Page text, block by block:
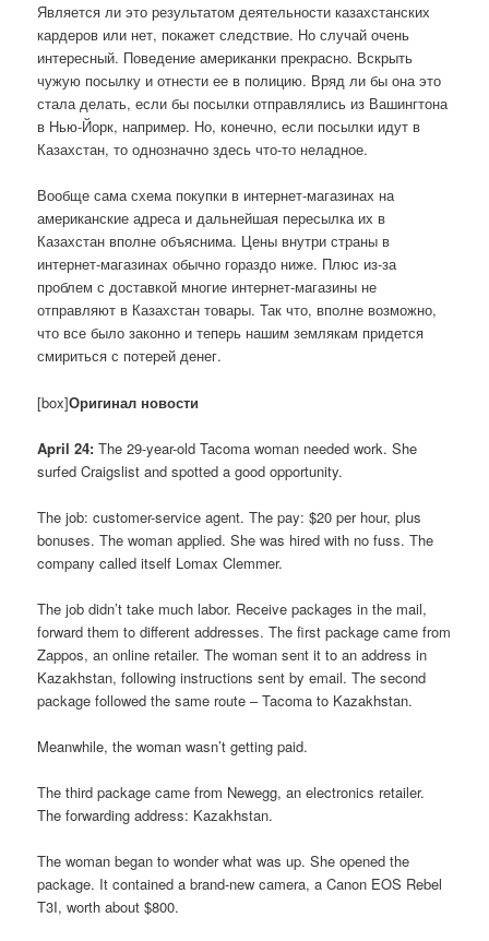
Является ли это результатом деятельности казахстанских
кардеров или нет, покажет следствие. Но случай очень
интересный. Поведение американки прекрасно. Вскрыть
чужую посылку и отнести ее в полицию. Вряд ли бы она это
стала делать, если бы посылки отправлялись из Вашингтона
в Нью-Йорк, например. Но, конечно, если посылки идут в
Казахстан, то однозначно здесь что-то неладное.
Вообще сама схема покупки в интернет-магазинах на
американские адреса и дальнейшая пересылка их в
Казахстан вполне объяснима. Цены внутри страны в
интернет-магазинах обычно гораздо ниже. Плюс из-за
проблем с доставкой многие интернет-магазины не
отправляют в Казахстан товары. Так что, вполне возможно,
что все было законно и теперь нашим землякам придется
смириться с потерей денег.
[box]Оригинал новости
April 24: The 29-year-old Tacoma woman needed work. She
surfed Craigslist and spotted a good opportunity.
The job: customer-service agent. The pay: $20 per hour, plus
bonuses. The woman applied. She was hired with no fuss. The
company called itself Lomax Clemmer.
The job didn’t take much labor. Receive packages in the mail,
forward them to different addresses. The first package came from
Zappos, an online retailer. The woman sent it to an address in
Kazakhstan, following instructions sent by email. The second
package followed the same route – Tacoma to Kazakhstan.
Meanwhile, the woman wasn’t getting paid.
The third package came from Newegg, an electronics retailer.
The forwarding address: Kazakhstan.
The woman began to wonder what was up. She opened the
package. It contained a brand-new camera, a Canon EOS Rebel
T3I, worth about $800.